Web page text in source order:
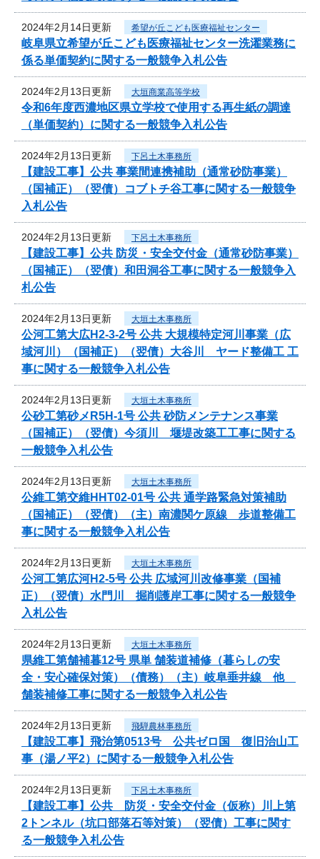
2024年2月14日更新 希望が丘こども医療福祉センター
岐阜県立希望が丘こども医療福祉センター洗濯業務に
係る単価契約に関する一般競争入札公告
2024年2月13日更新 大垣商業高等学校
令和6年度西濃地区県立学校で使用する再生紙の調達
（単価契約）に関する一般競争入札公告
2024年2月13日更新 下呂土木事務所
【建設工事】公共 事業間連携補助（通常砂防事業）
（国補正）（翌債）コブトチ谷工事に関する一般競争
入札公告
2024年2月13日更新 下呂土木事務所
【建設工事】公共 防災・安全交付金（通常砂防事業）
（国補正）（翌債）和田洞谷工事に関する一般競争入
札公告
2024年2月13日更新 大垣土木事務所
公河工第大広H2-3-2号 公共 大規模特定河川事業（広
域河川）（国補正）（翌債）大谷川 ヤード整備工 工
事に関する一般競争入札公告
2024年2月13日更新 大垣土木事務所
公砂工第砂メR5H-1号 公共 砂防メンテナンス事業
（国補正）（翌債）今須川 堰堤改築工工事に関する
一般競争入札公告
2024年2月13日更新 大垣土木事務所
公維工第交維HHT02-01号 公共 通学路緊急対策補助
（国補正）（翌債）（主）南濃関ケ原線 歩道整備工
事に関する一般競争入札公告
2024年2月13日更新 大垣土木事務所
公河工第広河H2-5号 公共 広域河川改修事業（国補
正）（翌債）水門川 掘削護岸工事に関する一般競争
入札公告
2024年2月13日更新 大垣土木事務所
県維工第舗補暮12号 県単 舗装道補修（暮らしの安
全・安心確保対策）（債務）（主）岐阜垂井線 他
舗装補修工事に関する一般競争入札公告
2024年2月13日更新 飛騨農林事務所
【建設工事】飛治第0513号 公共ゼロ国 復旧治山工
事（湯ノ平2）に関する一般競争入札公告
2024年2月13日更新 下呂土木事務所
【建設工事】公共 防災・安全交付金（仮称）川上第
2トンネル（坑口部落石等対策）（翌債）工事に関す
る一般競争入札公告